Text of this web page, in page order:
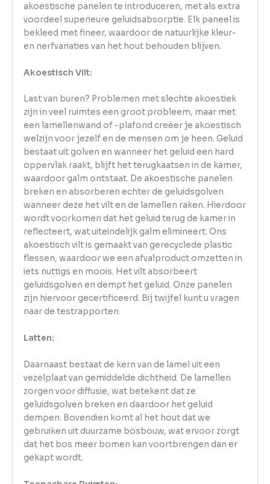
akoestische panelen te introduceren, met als extra
voordeel superieure geluidsabsorptie. Elk paneel is
bekleed met fineer, waardoor de natuurlijke kleur-
en nerfvariaties van het hout behouden blijven.
Akoestisch Vilt:
Last van buren? Problemen met slechte akoestiek
zijn in veel ruimtes een groot probleem, maar met
een lamellenwand of -plafond creëer je akoestisch
welzijn voor jezelf en de mensen om je heen. Geluid
bestaat uit golven en wanneer het geluid een hard
oppervlak raakt, blijft het terugkaatsen in de kamer,
waardoor galm ontstaat. De akoestische panelen
breken en absorberen echter de geluidsgolven
wanneer deze het vilt en de lamellen raken. Hierdoor
wordt voorkomen dat het geluid terug de kamer in
reflecteert, wat uiteindelijk galm elimineert. Ons
akoestisch vilt is gemaakt van gerecyclede plastic
flessen, waardoor we een afvalproduct omzetten in
iets nuttigs en moois. Het vilt absorbeert
geluidsgolven en dempt het geluid. Onze panelen
zijn hiervoor gecertificeerd. Bij twijfel kunt u vragen
naar de testrapporten.
Latten:
Daarnaast bestaat de kern van de lamel uit een
vezelplaat van gemiddelde dichtheid. De lamellen
zorgen voor diffusie, wat betekent dat ze
geluidsgolven breken en daardoor het geluid
dempen. Bovendien komt al het hout dat we
gebruiken uit duurzame bosbouw, wat ervoor zorgt
dat het bos meer bomen kan voortbrengen dan er
gekapt wordt.